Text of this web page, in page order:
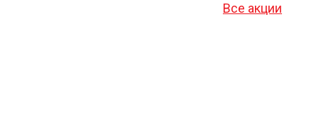
Все акции